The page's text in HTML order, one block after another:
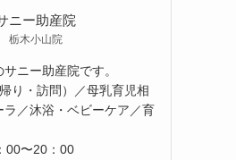
ニー助産院
栃木小山院
ニー助産院です。
り・訪問）／母乳育児相
ラ／沐浴・ベビーケア／育
00〜20：00